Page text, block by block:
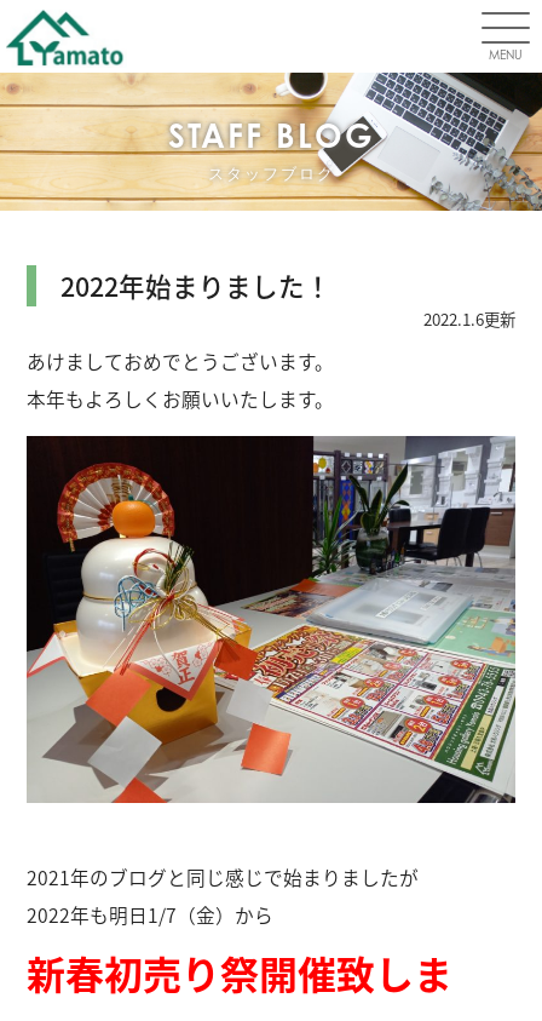
MENU
STAFF BLOG
スタッフブログ
2022年始まりました！
2022.1.6更新
あけましておめでとうございます。
本年もよろしくお願いいたします。
2021年のブログと同じ感じで始まりましたが
2022年も明日1/7（金）から
新春初売り祭開催致しま